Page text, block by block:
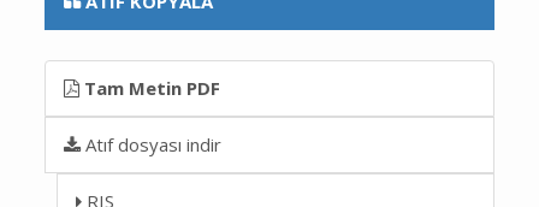
Tam Metin PDF
Atıf dosyası indir
RIS